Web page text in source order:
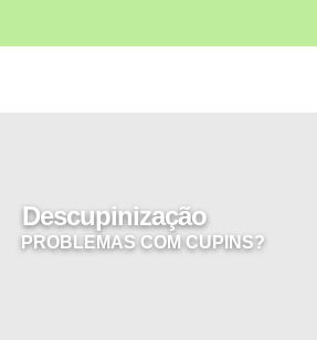
Descupinização
PROBLEMAS COM CUPINS?